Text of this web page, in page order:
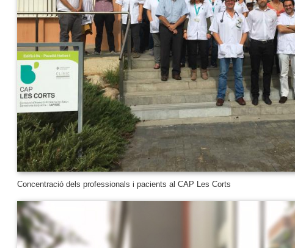
Concentració dels professionals i pacients al CAP Les Corts